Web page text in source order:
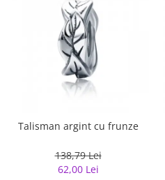
Talisman argint cu frunze
138,79 Lei
62,00 Lei